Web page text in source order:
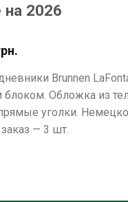
на 2026
Brunnen
Обложка из
уголки.
— 3 шт.